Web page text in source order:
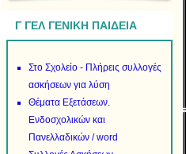
Γ ΓΕΛ ΓΕΝΙΚΗ ΠΑΙΔΕΙΑ
Στο Σχολείο - Πλήρεις συλλογές
ασκήσεων για λύση
Θέματα Εξετάσεων.
Ενδοσχολικών και
Πανελλαδικών / word